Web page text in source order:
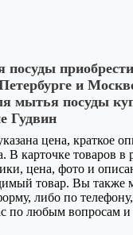
и
мытья посуды
Гудвин
цена, краткое
В карточке товаров в
цена, фото и
товар. Вы также
либо по
по любым вопросам